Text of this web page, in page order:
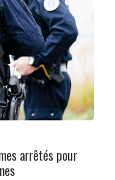
arrêtés pour